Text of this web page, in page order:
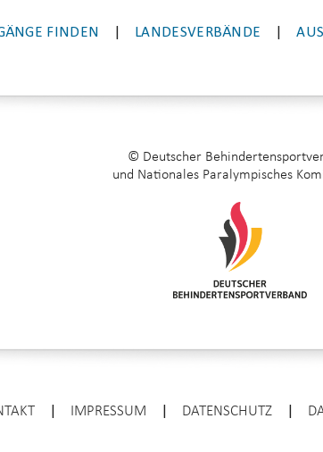
FINDEN LANDESVERBÄNDE
© Deutscher
und Nationales Paralympisches
IMPRESSUM DATENSCHUTZ